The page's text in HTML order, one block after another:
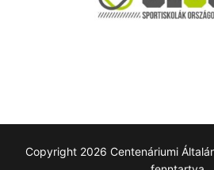
Copyright 2026 Centenáriumi